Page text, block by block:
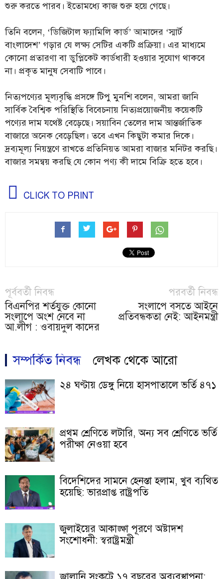
শুরু করতে পারব। ইতোমধ্যে কাজ শুরু হয়ে গেছে।
তিনি বলেন, ‘ডিজিটাল ফ্যামিলি কার্ড’ আমাদের ‘স্মার্ট
বাংলাদেশ’ গড়ার যে লক্ষ্য সেটির একটি প্রক্রিয়া। এর মাধ্যমে
কোনো প্রতারণা বা ডুপ্লিকেট কার্ডধারী হওয়ার সুযোগ থাকবে
না। প্রকৃত মানুষ সেবাটি পাবে।
নিত্যপণ্যের মূল্যবৃদ্ধি প্রসঙ্গে টিপু মুনশি বলেন, আমরা জানি
সার্বিক বৈশ্বিক পরিস্থিতি বিবেচনায় নিত্যপ্রয়োজনীয় কয়েকটি
পণ্যের দাম যথেষ্ট বেড়েছে। সয়াবিন তেলের দাম আন্তর্জাতিক
বাজারে অনেক বেড়েছিল। তবে এখন কিছুটা কমার দিকে।
দ্রব্যমূল্য নিয়ন্ত্রণে রাখতে প্রতিনিয়ত আমরা বাজার মনিটর করছি।
বাজার সমন্বয় করছি যে কোন পণ্য কী দামে বিক্রি হতে হবে।
CLICK TO PRINT
পূর্ববর্তী নিবন্ধ
বিএনপির শর্তযুক্ত কোনো
সংলাপে অংশ নেবে না
আ.লীগ : ওবায়দুল কাদের
পরবর্তী নিবন্ধ
সংলাপে বসতে আইনে
প্রতিবন্ধকতা নেই: আইনমন্ত্রী
সম্পর্কিত নিবন্ধ লেখক থেকে আরো
২৪ ঘণ্টায় ডেঙ্গু নিয়ে হাসপাতালে ভর্তি ৪৭১
প্রথম শ্রেণিতে লটারি, অন্য সব শ্রেণিতে ভর্তি
পরীক্ষা নেওয়া হবে
বিদেশিদের সামনে হেনস্তা হলাম, খুব ব্যথিত
হয়েছি: ভারপ্রাপ্ত রাষ্ট্রপতি
জুলাইয়ের আকাঙ্ক্ষা পূরণে অষ্টাদশ
সংশোধনী: স্বরাষ্ট্রমন্ত্রী